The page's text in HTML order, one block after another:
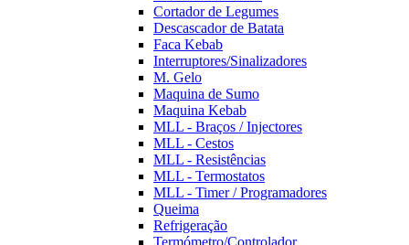
Cortador de Legumes
Descascador de Batata
Faca Kebab
Interruptores/Sinalizadores
M. Gelo
Maquina de Sumo
Maquina Kebab
MLL - Braços / Injectores
MLL - Cestos
MLL - Resistências
MLL - Termostatos
MLL - Timer / Programadores
Queima
Refrigeração
Termómetro/Controlador